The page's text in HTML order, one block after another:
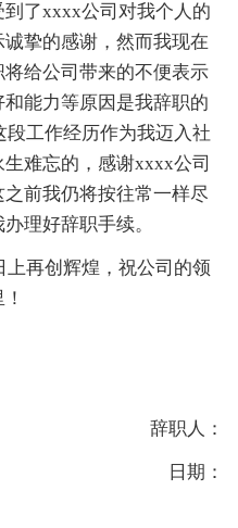
了xxxx公司对我个人的
挚的感谢，然而我现在
给公司带来的不便表示
能力等原因是我辞职的
工作经历作为我迈入社
难忘的，感谢xxxx公司
前我仍将按往常一样尽
理好辞职手续。
再创辉煌，祝公司的领
辞职人：
日期：